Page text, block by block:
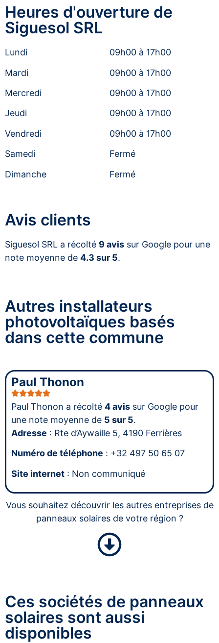
Heures d'ouverture de
Siguesol SRL
Lundi
09h00 à 17h00
Mardi
09h00 à 17h00
Mercredi
09h00 à 17h00
Jeudi
09h00 à 17h00
Vendredi
09h00 à 17h00
Samedi
Fermé
Dimanche
Fermé
Avis clients
Siguesol SRL a récolté 9 avis sur Google pour une
note moyenne de 4.3 sur 5.
Autres installateurs
photovoltaïques basés
dans cette commune
Paul Thonon
Paul Thonon a récolté 4 avis sur Google pour
une note moyenne de 5 sur 5.
Adresse : Rte d’Aywaille 5, 4190 Ferrières
Numéro de téléphone : +32 497 50 65 07
Site internet : Non communiqué
Vous souhaitez découvrir les autres entreprises de
panneaux solaires de votre région ?
Ces sociétés de panneaux
solaires sont aussi
disponibles